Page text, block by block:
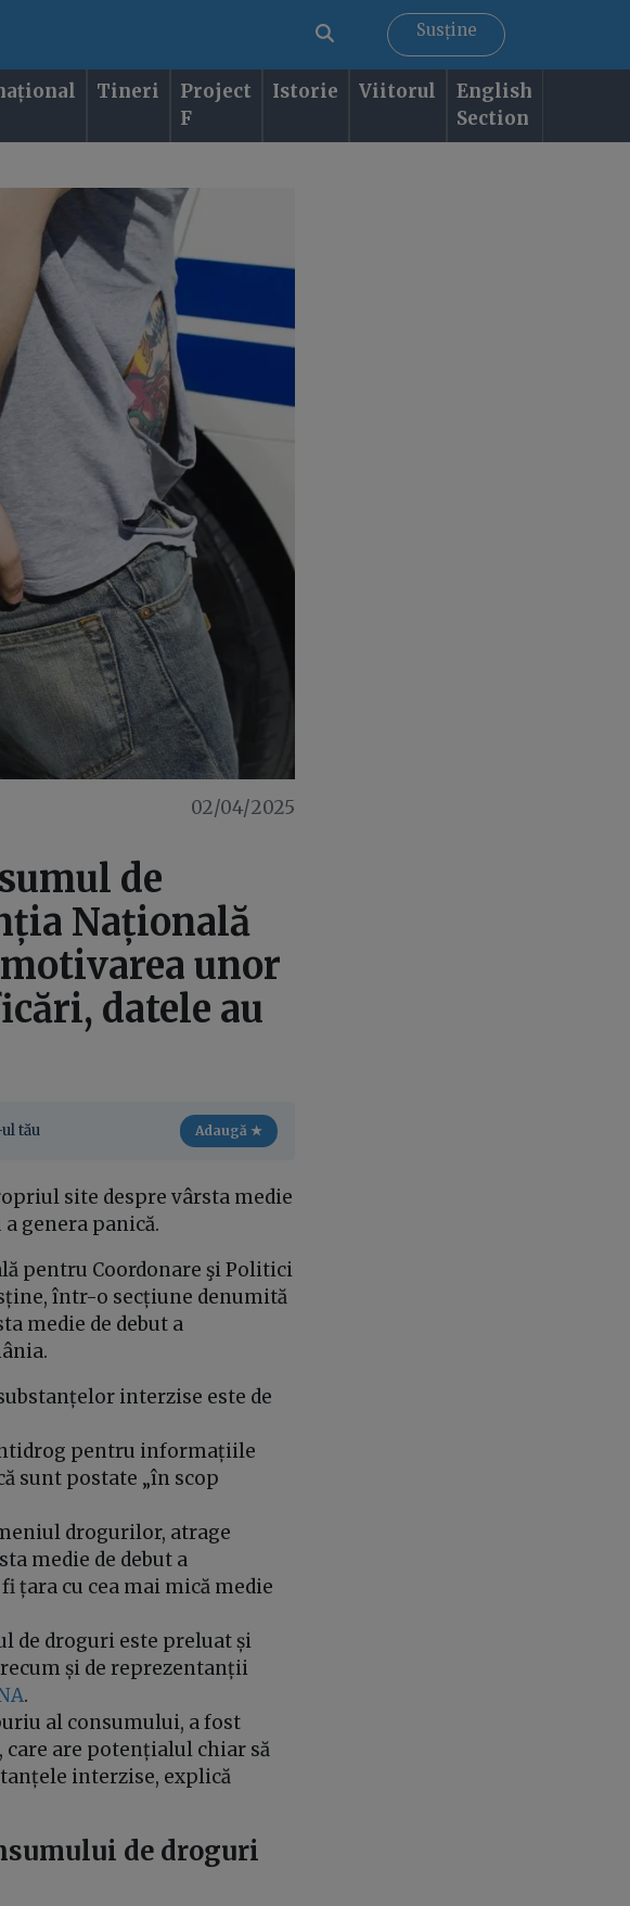
Susține
Tineri
Project
F
Istorie Viitorul
English
Section
02/04/2025
de
Națională
unor
datele au
tău Adaugă ★
site despre vârsta medie
genera panică.
pentru Coordonare şi Politici
într-o secțiune denumită
medie de debut a
interzise este de
pentru informațiile
sunt postate „în scop
drogurilor, atrage
medie de debut a
țara cu cea mai mică medie
de droguri este preluat și
și de reprezentanții
.
al consumului, a fost
care are potențialul chiar să
interzise, explică
de droguri